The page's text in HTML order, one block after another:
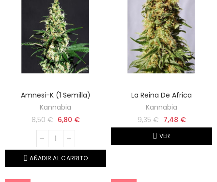
Amnesi-K (1 Semilla)
Kannabia
8,50 € 6,80 €
AÑADIR AL CARRITO
La Reina De Africa
Kannabia
9,35 € 7,48 €
VER